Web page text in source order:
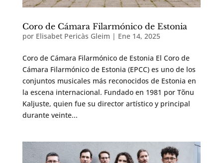
Coro de Cámara Filarmónico de Estonia
por Elisabet Pericàs Gleim | Ene 14, 2025
Coro de Cámara Filarmónico de Estonia El Coro de
Cámara Filarmónico de Estonia (EPCC) es uno de los
conjuntos musicales más reconocidos de Estonia en
la escena internacional. Fundado en 1981 por Tõnu
Kaljuste, quien fue su director artístico y principal
durante veinte...